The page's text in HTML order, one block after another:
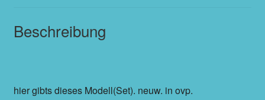
Beschreibung
hier gibts dieses Modell(Set). neuw. in ovp.